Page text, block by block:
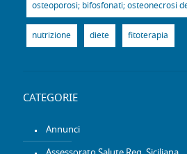
osteoporosi; bifosfonati; osteonecrosi
nutrizione diete fitoterapia
CATEGORIE
Annunci